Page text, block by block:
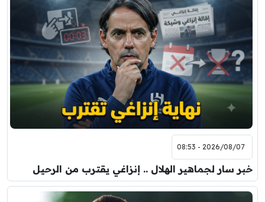
2026/08/07 - 08:53
خبر سار لجماهير الهلال .. إنزاغي يقترب من الرحيل